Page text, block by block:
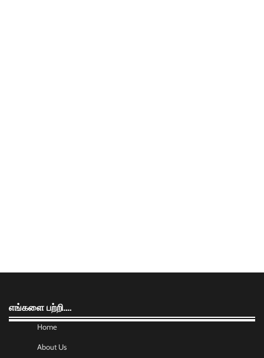
எங்களை பற்றி….
Home
About Us